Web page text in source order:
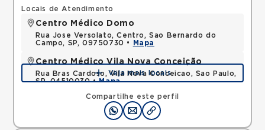
Compartilhe este perfil
Locais de Atendimento
Centro Médico Domo
Rua Jose Versolato, Centro, Sao Bernardo do
Campo, SP, 09750730 •
Mapa
Centro Médico Vila Nova Conceição
Rua Bras Cardoso, Vila Nova Conceicao, Sao Paulo,
SP, 04510030 •Mapa
Veja mais locais